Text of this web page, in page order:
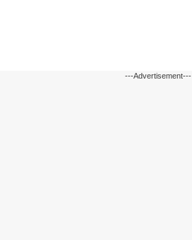
---Advertisement---